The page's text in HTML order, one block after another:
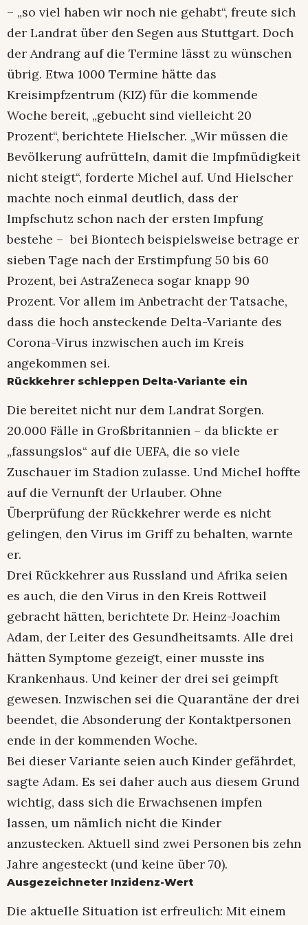
– „so viel haben wir noch nie gehabt“, freute sich
der Landrat über den Segen aus Stuttgart. Doch
der Andrang auf die Termine lässt zu wünschen
übrig. Etwa 1000 Termine hätte das
Kreisimpfzentrum (KIZ) für die kommende
Woche bereit, „gebucht sind vielleicht 20
Prozent“, berichtete Hielscher. „Wir müssen die
Bevölkerung aufrütteln, damit die Impfmüdigkeit
nicht steigt“, forderte Michel auf. Und Hielscher
machte noch einmal deutlich, dass der
Impfschutz schon nach der ersten Impfung
bestehe – bei Biontech beispielsweise betrage er
sieben Tage nach der Erstimpfung 50 bis 60
Prozent, bei AstraZeneca sogar knapp 90
Prozent. Vor allem im Anbetracht der Tatsache,
dass die hoch ansteckende Delta-Variante des
Corona-Virus inzwischen auch im Kreis
angekommen sei.
Rückkehrer schleppen Delta-Variante ein
Die bereitet nicht nur dem Landrat Sorgen.
20.000 Fälle in Großbritannien – da blickte er
„fassungslos“ auf die UEFA, die so viele
Zuschauer im Stadion zulasse. Und Michel hoffte
auf die Vernunft der Urlauber. Ohne
Überprüfung der Rückkehrer werde es nicht
gelingen, den Virus im Griff zu behalten, warnte
er.
Drei Rückkehrer aus Russland und Afrika seien
es auch, die den Virus in den Kreis Rottweil
gebracht hätten, berichtete Dr. Heinz-Joachim
Adam, der Leiter des Gesundheitsamts. Alle drei
hätten Symptome gezeigt, einer musste ins
Krankenhaus. Und keiner der drei sei geimpft
gewesen. Inzwischen sei die Quarantäne der drei
beendet, die Absonderung der Kontaktpersonen
ende in der kommenden Woche.
Bei dieser Variante seien auch Kinder gefährdet,
sagte Adam. Es sei daher auch aus diesem Grund
wichtig, dass sich die Erwachsenen impfen
lassen, um nämlich nicht die Kinder
anzustecken. Aktuell sind zwei Personen bis zehn
Jahre angesteckt (und keine über 70).
Ausgezeichneter Inzidenz-Wert
Die aktuelle Situation ist erfreulich: Mit einem